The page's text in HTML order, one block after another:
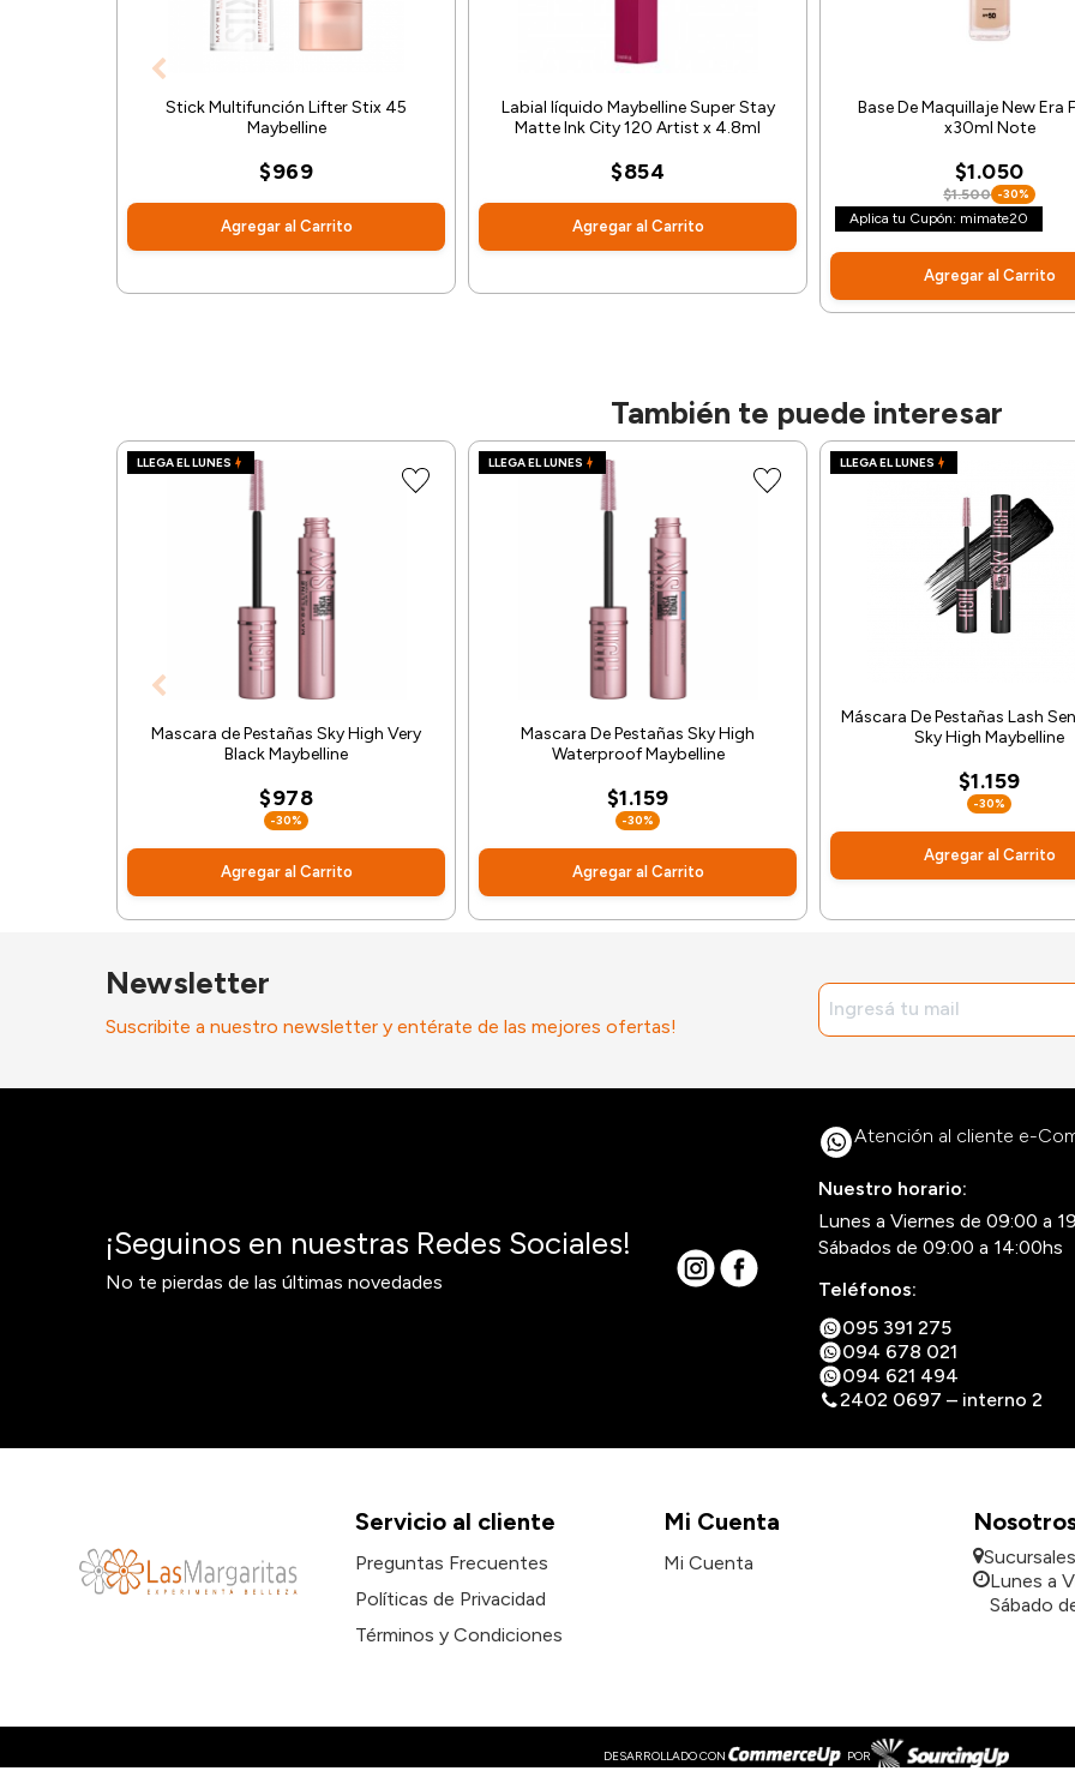
Stick Multifunción Lifter Stix 45
Maybelline
$969
Agregar al Carrito
Labial líquido Maybelline Super Stay
Matte Ink City 120 Artist x 4.8ml
$854
Agregar al Carrito
Base De Maquillaje New Era
x30ml Note
$1.050
$1.500 -30%
Aplica tu Cupón: mimate20
Agregar al Carrito
También te puede interesar
LLEGA EL LUNES
Mascara de Pestañas Sky High Very
Black Maybelline
$978
-30%
Agregar al Carrito
LLEGA EL LUNES
Mascara De Pestañas Sky High
Waterproof Maybelline
$1.159
-30%
Agregar al Carrito
LLEGA EL LUNES
Máscara De Pestañas Lash
Sky High Maybelline
$1.159
-30%
Agregar al Carrito
Newsletter
Suscribite a nuestro newsletter y entérate de las mejores ofertas!
¡Seguinos en nuestras Redes Sociales!
No te pierdas de las últimas novedades
Atención al cliente e-
Nuestro horario:
Lunes a Viernes de 09:00 a
Sábados de 09:00 a 14:00hs
Teléfonos:
095 391 275
094 678 021
094 621 494
2402 0697 – interno 2
Servicio al cliente
Preguntas Frecuentes
Políticas de Privacidad
Términos y Condiciones
Mi Cuenta
Mi Cuenta
Sucursales
Lunes a
Sábado
DESARROLLADO CON POR